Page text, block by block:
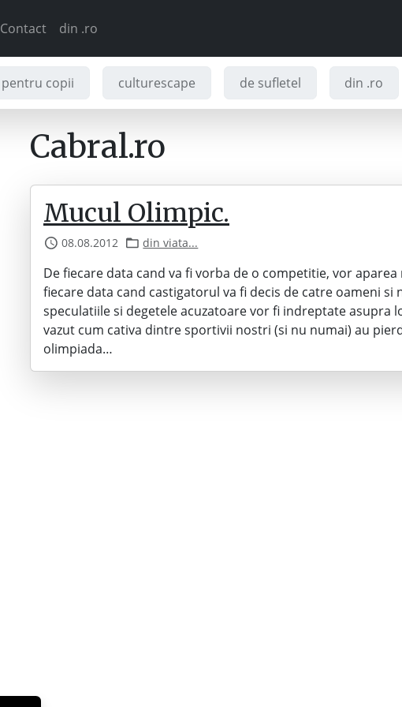
Contact din .ro
pentru copii culturescape de sufletel din .ro
Cabral.ro
Mucul Olimpic.
08.08.2012 din viata...
De fiecare data cand va fi vorba de o competitie, vor
fiecare data cand castigatorul va fi decis de catre oameni si
speculatiile si degetele acuzatoare vor fi indreptate asupra
vazut cum cativa dintre sportivii nostri (si nu numai) au
olimpiada…